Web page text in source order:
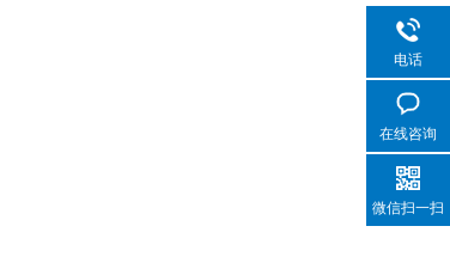
电话
在线咨询
微信扫一扫